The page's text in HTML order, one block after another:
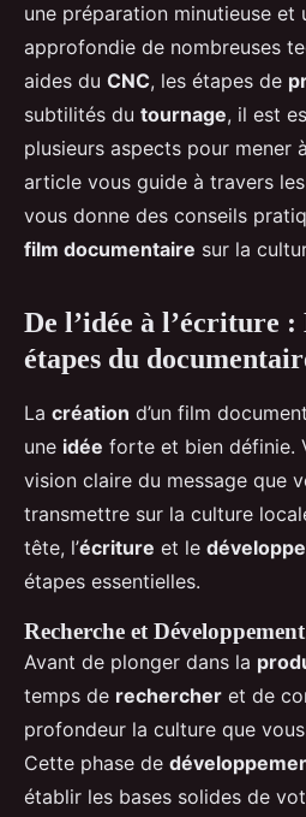
une préparation minutieuse et
approfondie de nombreuses
aides du CNC, les étapes de
subtilités du tournage, il est
plusieurs aspects pour mener
article vous guide à travers
vous donne des conseils
film documentaire sur la
De l’idée à l’écriture
étapes du
La création d’un film
une idée forte et bien définie.
vision claire du message que
transmettre sur la culture
tête, l’écriture et le
étapes essentielles.
Recherche et Développement
Avant de plonger dans la
temps de rechercher et de
profondeur la culture que
Cette phase de
établir les bases solides de